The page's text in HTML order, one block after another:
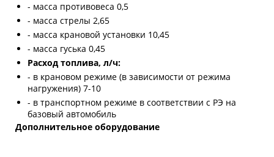
- масса противовеса 0,5
- масса стрелы 2,65
- масса крановой установки 10,45
- масса гуська 0,45
Расход топлива, л/ч:
- в крановом режиме (в зависимости от режима
нагружения) 7-10
- в транспортном режиме в соответствии с РЭ на
базовый автомобиль
Дополнительное оборудование